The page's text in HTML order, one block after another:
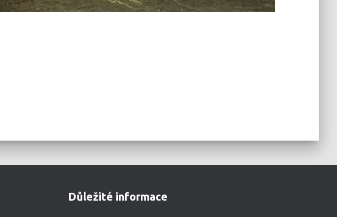
Důležité informace